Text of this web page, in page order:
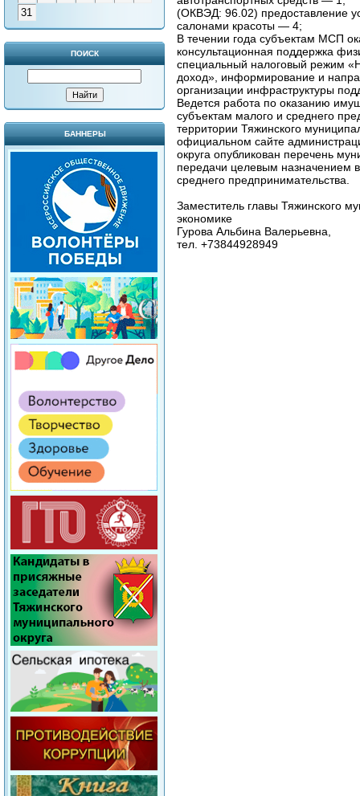
31
ПОИСК
БАННЕРЫ
(ОКВЭД: 96.02) предоставление
салонами красоты — 4;
В течении года субъектам МСП
консультационная поддержка
специальный налоговый режим
доход», информирование и
организации инфраструктуры
Ведется работа по оказанию
субъектам малого и среднего
территории Тяжинского
официальном сайте
округа опубликован перечень
передачи целевым назначением
среднего предпринимательства.
Заместитель главы Тяжинского
экономике
Гурова Альбина Валерьевна,
тел. +73844928949